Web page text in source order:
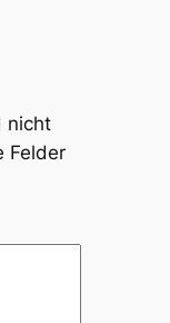
nicht
Felder